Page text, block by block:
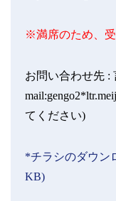
※満席のため、受
お問い合わせ先 :
てください)
*チラシのダウン
KB)